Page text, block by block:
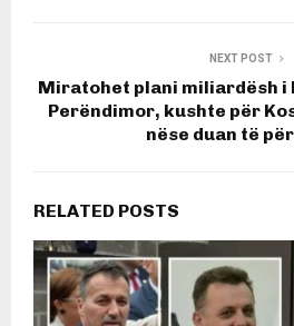
NEXT POST
Miratohet plani miliardësh i
Perëndimor, kushte për
nëse duan të
RELATED POSTS